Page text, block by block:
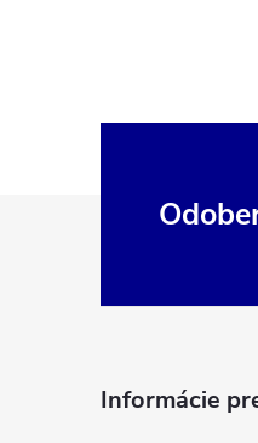
d
p
v
Informácie